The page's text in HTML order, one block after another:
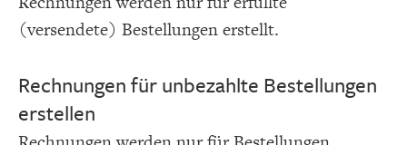
(versendete) Bestellungen erstellt.
Rechnungen für unbezahlte Bestellungen
erstellen